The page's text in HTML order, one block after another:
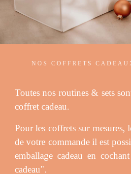
NOS COFFRETS
Toutes nos routines & sets
coffret cadeau.
Pour les coffrets sur mesures,
de votre commande il est
emballage cadeau en
cadeau".